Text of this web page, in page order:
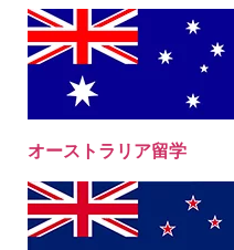
オーストラリア留学